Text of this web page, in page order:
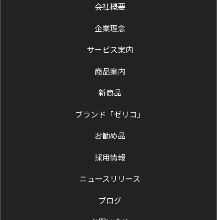
会社概要
企業理念
サービス案内
商品案内
新商品
ブランド「ゼリコ」
お勧め品
採用情報
ニュースリリース
ブログ